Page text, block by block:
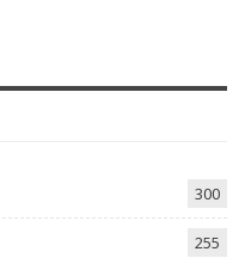
300
255